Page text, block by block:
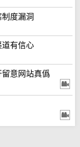
度漏洞
道有信心
意网站真僞